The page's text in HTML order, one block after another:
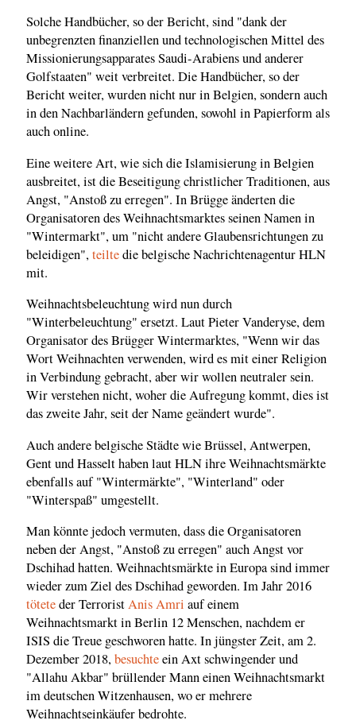
Solche Handbücher, so der Bericht, sind "dank der
unbegrenzten finanziellen und technologischen Mittel des
Missionierungsapparates Saudi-Arabiens und anderer
Golfstaaten" weit verbreitet. Die Handbücher, so der
Bericht weiter, wurden nicht nur in Belgien, sondern auch
in den Nachbarländern gefunden, sowohl in Papierform als
auch online.
Eine weitere Art, wie sich die Islamisierung in Belgien
ausbreitet, ist die Beseitigung christlicher Traditionen, aus
Angst, "Anstoß zu erregen". In Brügge änderten die
Organisatoren des Weihnachtsmarktes seinen Namen in
"Wintermarkt", um "nicht andere Glaubensrichtungen zu
beleidigen",teiltedie belgische Nachrichtenagentur HLN
mit.
Weihnachtsbeleuchtung wird nun durch
"Winterbeleuchtung" ersetzt. Laut Pieter Vanderyse, dem
Organisator des Brügger Wintermarktes, "Wenn wir das
Wort Weihnachten verwenden, wird es mit einer Religion
in Verbindung gebracht, aber wir wollen neutraler sein.
Wir verstehen nicht, woher die Aufregung kommt, dies ist
das zweite Jahr, seit der Name geändert wurde".
Auch andere belgische Städte wie Brüssel, Antwerpen,
Gent und Hasselt haben laut HLN ihre Weihnachtsmärkte
ebenfalls auf "Wintermärkte", "Winterland" oder
"Winterspaß" umgestellt.
Man könnte jedoch vermuten, dass die Organisatoren
neben der Angst, "Anstoß zu erregen" auch Angst vor
Dschihad hatten. Weihnachtsmärkte in Europa sind immer
wieder zum Ziel des Dschihad geworden. Im Jahr 2016
töteteder TerroristAnis Amri auf einem
Weihnachtsmarkt in Berlin 12 Menschen, nachdem er
ISIS die Treue geschworen hatte. In jüngster Zeit, am 2.
Dezember 2018,besuchteein Axt schwingender und
"Allahu Akbar" brüllender Mann einen Weihnachtsmarkt
im deutschen Witzenhausen, wo er mehrere
Weihnachtseinkäufer bedrohte.